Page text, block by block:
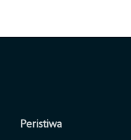
Peristiwa